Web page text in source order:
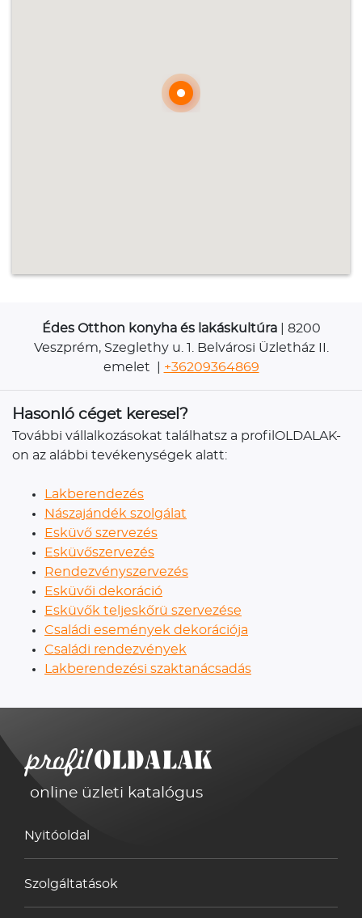
Édes Otthon konyha és lakáskultúra| 8200
Veszprém, Szeglethy u. 1. Belvárosi Üzletház II.
emelet | +36209364869
Hasonló céget keresel?
További vállalkozásokat találhatsz a profilOLDALAK-
on az alábbi tevékenységek alatt:
Lakberendezés
Nászajándék szolgálat
Esküvő szervezés
Esküvőszervezés
Rendezvényszervezés
Esküvői dekoráció
Esküvők teljeskőrü szervezése
Családi események dekorációja
Családi rendezvények
Lakberendezési szaktanácsadás
online üzleti katalógus
Nyitóoldal
Szolgáltatások